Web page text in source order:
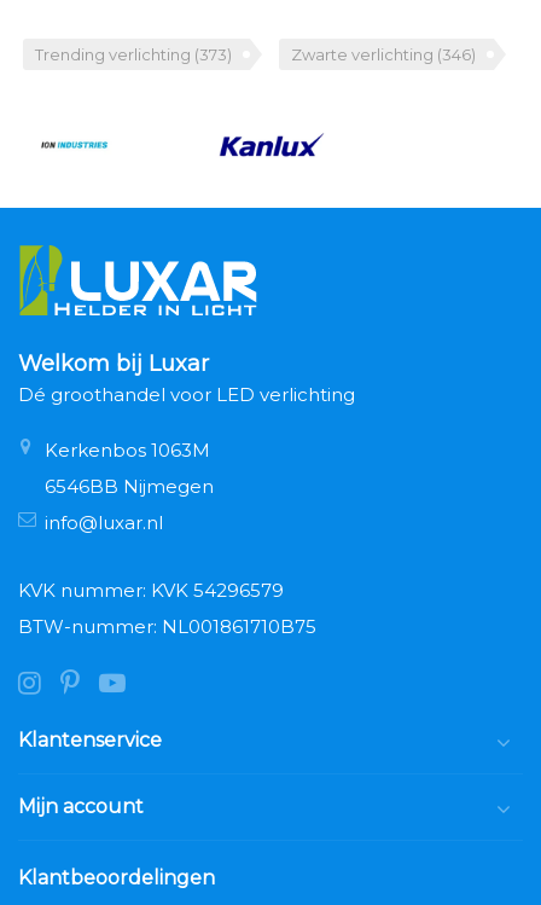
Trending verlichting (373) Zwarte verlichting (346)
Welkom bij Luxar
Dé groothandel voor LED verlichting
Kerkenbos 1063M
6546BB Nijmegen
info@luxar.nl
KVK nummer: KVK 54296579
BTW-nummer: NL001861710B75
Klantenservice
Mijn account
Klantbeoordelingen